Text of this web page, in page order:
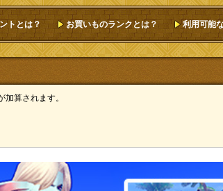
トとは？ お買いものランクとは？ 利用可能
加算されます。